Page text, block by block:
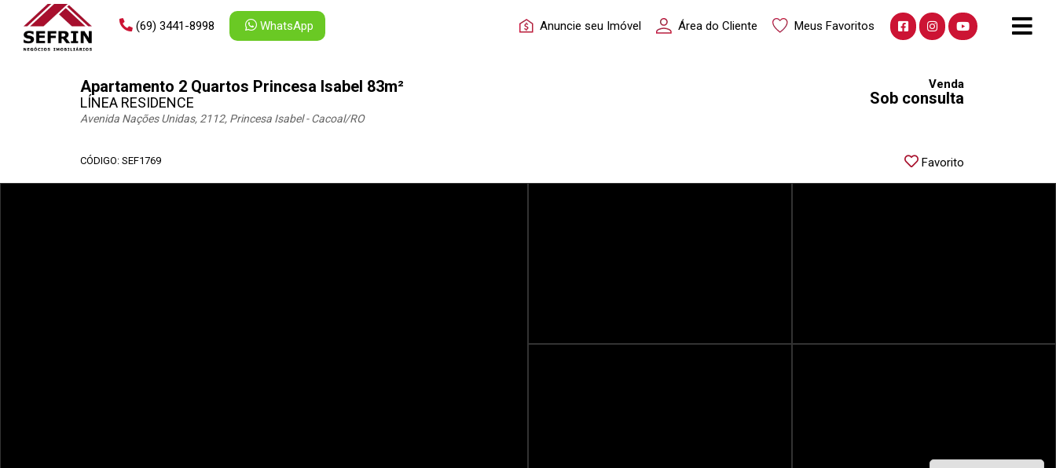
(69) 3441-8998 WhatsApp Anuncie seu Imóvel Área do Cliente Meus Favoritos
Apartamento 2 Quartos Princesa Isabel 83m²
LÍNEA RESIDENCE
Avenida Nações Unidas, 2112, Princesa Isabel - Cacoal/RO
Venda
Sob consulta
CÓDIGO: SEF1769 Favorito